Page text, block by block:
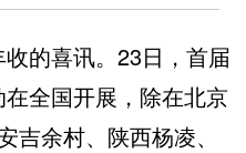
的喜讯。23日，首届
全国开展，除在北京
余村、陕西杨凌、